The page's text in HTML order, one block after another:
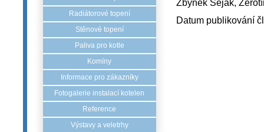
Radiátorové topení
Stěnové topení
Paliva pro kotle
Komíny
Informace pro zákazníky
Fotogalerie instalací kotelen
Reference
Výstavy a veletrhy
Zbyněk Seják,
Datum publikování